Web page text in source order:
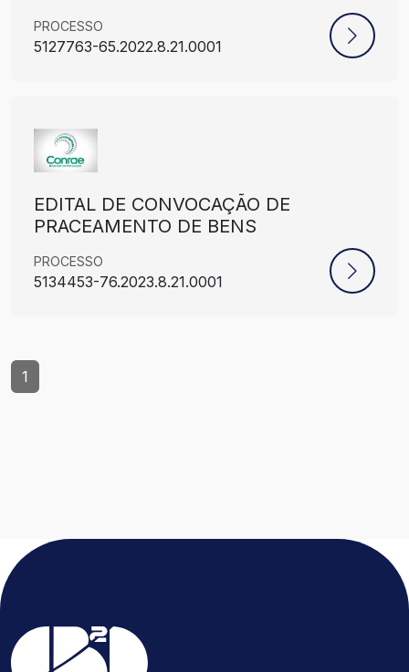
PROCESSO
5127763-65.2022.8.21.0001
EDITAL DE CONVOCAÇÃO DE
PRACEAMENTO DE BENS
PROCESSO
5134453-76.2023.8.21.0001
1